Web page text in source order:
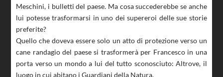
Meschini, i bulletti del paese. Ma cosa succederebbe se anche
lui potesse trasformarsi in uno dei supereroi delle sue storie
preferite?
Quello che doveva essere solo un atto di protezione verso un
cane randagio del paese si trasformerà per Francesco in una
porta verso un mondo a lui del tutto sconosciuto: Altrove, il
luogo in cui abitano i Guardiani della Natura.